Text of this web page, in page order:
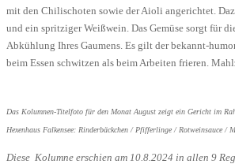
mit den Chilischoten sowie der Aioli angerichtet.
und ein spritziger Weißwein. Das Gemüse sorgt für
Abkühlung Ihres Gaumens. Es gilt der bekannt-
beim Essen schwitzen als beim Arbeiten frieren.
Das Kolumnen-Titelfoto für den Monat August zeigt ein Gericht im
Hexenhaus Falkensee: Rinderbäckchen / Pfifferlinge / Rotweinsauce /
Diese Kolumne erschien am 10.8.2024 in allen 9